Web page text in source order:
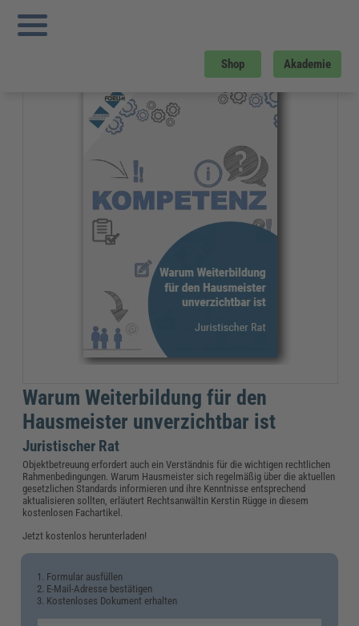
Shop Akademie
Sie sind hier:
Weiterbildung für Hausmeister
Warum Weiterbildung für den
Hausmeister unverzichtbar ist
Juristischer Rat
Objektbetreuung erfordert auch ein Verständnis für die wichtigen rechtlichen
Rahmenbedingungen. Warum Hausmeister sich regelmäßig über die aktuellen
gesetzlichen Standards informieren und ihre Kenntnisse entsprechend
aktualisieren sollten, erläutert Rechtsanwältin Kerstin Rügge in diesem
kostenlosen Fachartikel.
Jetzt kostenlos herunterladen!
1. Formular ausfüllen
2. E-Mail-Adresse bestätigen
3. Kostenloses Dokument erhalten